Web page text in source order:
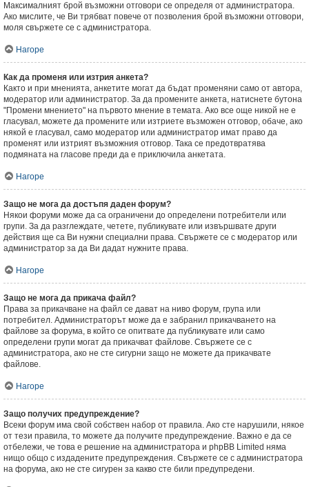
Максималният брой възможни отговори се определя от администратора.
Ако мислите, че Ви трябват повече от позволения брой възможни отговори,
моля свържете се с администратора.
Нагоре
Как да променя или изтрия анкета?
Както и при мненията, анкетите могат да бъдат променяни само от автора,
модератор или администратор. За да промените анкета, натиснете бутона
"Промени мнението" на първото мнение в темата. Ако все още никой не е
гласувал, можете да промените или изтриете възможен отговор, обаче, ако
някой е гласувал, само модератор или администратор имат право да
променят или изтрият възможния отговор. Така се предотвратява
подмяната на гласове преди да е приключила анкетата.
Нагоре
Защо не мога да достъпя даден форум?
Някои форуми може да са ограничени до определени потребители или
групи. За да разглеждате, четете, публикувате или извършвате други
действия ще са Ви нужни специални права. Свържете се с модератор или
администратор за да Ви дадат нужните права.
Нагоре
Защо не мога да прикача файл?
Права за прикачване на файл се дават на ниво форум, група или
потребител. Администраторът може да е забранил прикачването на
файлове за форума, в който се опитвате да публикувате или само
определени групи могат да прикачват файлове. Свържете се с
администратора, ако не сте сигурни защо не можете да прикачвате
файлове.
Нагоре
Защо получих предупреждение?
Всеки форум има свой собствен набор от правила. Ако сте нарушили, някое
от тези правила, то можете да получите предупреждение. Важно е да се
отбележи, че това е решение на администратора и phpBB Limited няма
нищо общо с издадените предупреждения. Свържете се с администратора
на форума, ако не сте сигурен за какво сте били предупредени.